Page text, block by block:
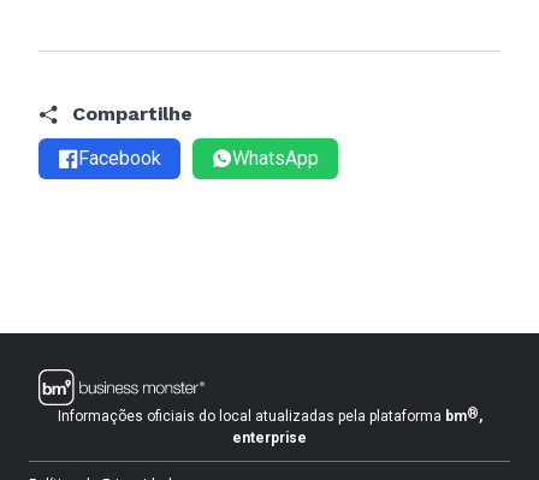
Compartilhe
Facebook
WhatsApp
Informações oficiais do local atualizadas pela plataforma bm®,
enterprise